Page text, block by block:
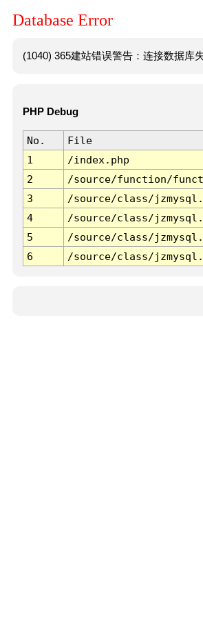
Database Error
(1040) 365建站错误警告：连接数据库
PHP Debug
No. File
1
/index.php
2
/source/function/
3
/source/class/
4
/source/class/
5
/source/class/
6
/source/class/